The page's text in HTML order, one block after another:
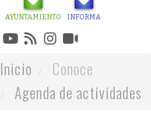
AYUNTAMIENTO INFORMA
Inicio
Conoce
Agenda de actividades